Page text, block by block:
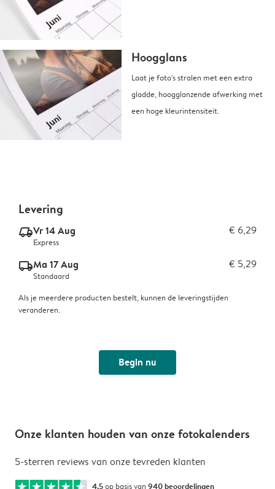
Hoogglans
Laat je foto's stralen met een extra
gladde, hoogglanzende afwerking met
een hoge kleurintensiteit.
Levering
delivery_express_v2Vr 14 Aug € 6,29
Express
delivery_standard_v2Ma 17 Aug € 5,29
Standaard
Als je meerdere producten bestelt, kunnen de leveringstijden
veranderen.
Begin nu
Onze klanten houden van onze fotokalenders
5-sterren reviews van onze tevreden klanten
4.5op basis van 940 beoordelingen